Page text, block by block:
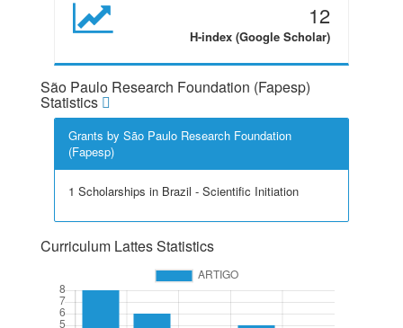
12
H-index (Google Scholar)
São Paulo Research Foundation (Fapesp)
Statistics
Grants by São Paulo Research Foundation
(Fapesp)
1 Scholarships in Brazil - Scientific Initiation
Curriculum Lattes Statistics